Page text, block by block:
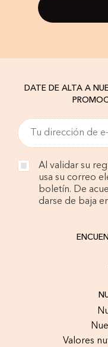
DATE DE ALTA A
Al validar su
usa su correo
boletín. De
darse de baja
Valores